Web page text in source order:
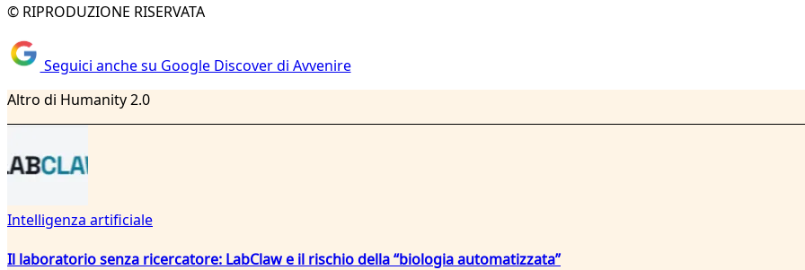
© RIPRODUZIONE RISERVATA
Seguici anche su Google Discover di Avvenire
Altro di Humanity 2.0
Intelligenza artificiale
Il laboratorio senza ricercatore: LabClaw e il rischio della “biologia automatizzata”